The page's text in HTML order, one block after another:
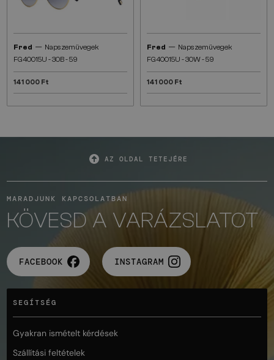
Fred — Napszemüvegek
FG40015U - 30B - 59
141 000 Ft
Fred — Napszemüvegek
FG40015U - 30W - 59
141 000 Ft
AZ OLDAL TETEJÉRE
MARADJUNK KAPCSOLATBAN
KÖVESD A VARÁZSLATOT
FACEBOOK INSTAGRAM
SEGÍTSÉG
Gyakran ismételt kérdések
Szállítási feltételek